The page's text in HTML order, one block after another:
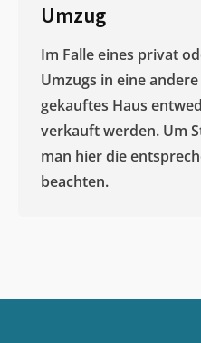
Umzug
Im Falle eines privat
Umzugs in eine
gekauftes Haus
verkauft werden. Um
man hier die
beachten.